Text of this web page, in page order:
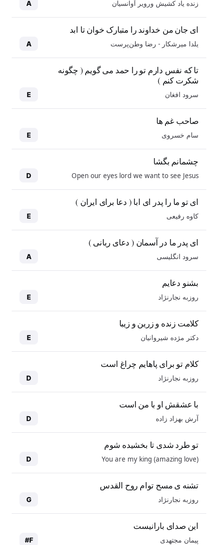
زنده یاد کشیش ورویر آوانسیان A
ای جان من خداوند را متبارک خوان تا ابد
یلدا میرشکار - رضا وطن‌پرست A
تا که نفس دارم تو را حمد می گویم ( چگونه
شکرت کنم )
سرود افغان E
صاحب غم ها
سام خسروی E
چشمانم بگشا
Open our eyes lord we want to see Jesus
D
ای تو ما را پدر ای ابا ( دعا برای ایران )
کاوه رفیعی E
ای پدر ما در آسمان ( دعای ربانی )
سرود انگلیسی A
بشنو دعایم
روزبه نجارنژاد E
کلامت زنده و زرین و زیبا
دکتر مژده شیروانیان E
کلام تو برای پاهایم چراغ است
روزبه نجارنژاد D
با عشقش او با من است
آرش بهزاد زاده D
تو طرد شدی تا بخشیده شوم
You are my king (amazing love)
D
تشنه ی مسح توام روح القدس
روزبه نجارنژاد G
این صدای بارانیست
پیمان مجتهدی F#